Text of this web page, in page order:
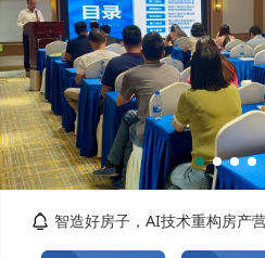
筑牢合规防线 | 竣工验收与保
精准解读提质效 | 房土两税专
智造好房子，AI技术重构房产
关于交纳2026年度会费的通知